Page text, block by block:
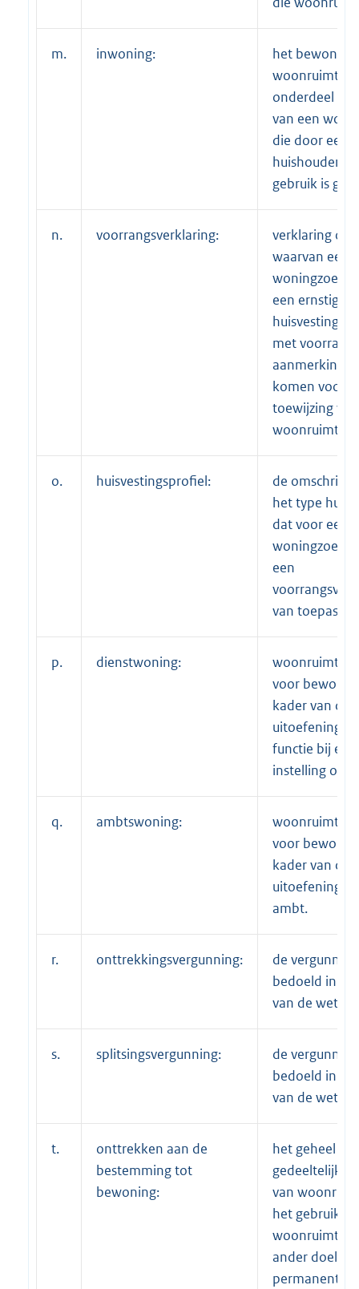
m. inwoning:
het bewonen
woonruimte
onderdeel
van een
die door een
huishouden in
gebruik is
n. voorrangsverklaring:
verklaring op
waarvan een
een ernstig
met voorrang
aanmerking
komen voor
toewijzing
woonruimte;
o. huisvestingsprofiel:
de
het type
dat voor een
een
van
p. dienstwoning:
woonruimte
voor
kader van de
uitoefening
functie bij een
instelling of
q. ambtswoning:
woonruimte
voor
kader van de
uitoefening
ambt.
r. onttrekkingsvergunning:
de
bedoeld in
van de wet;
s. splitsingsvergunning:
de
bedoeld in
van de wet;
t.
onttrekken aan de
bestemming tot
bewoning:
het geheel of
gedeeltelijk
van
het gebruiken
woonruimte
ander doel
permanente